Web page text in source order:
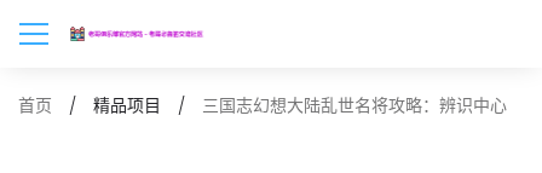
首页 精品项目 三国志幻想大陆乱世名将攻略：辨识中心